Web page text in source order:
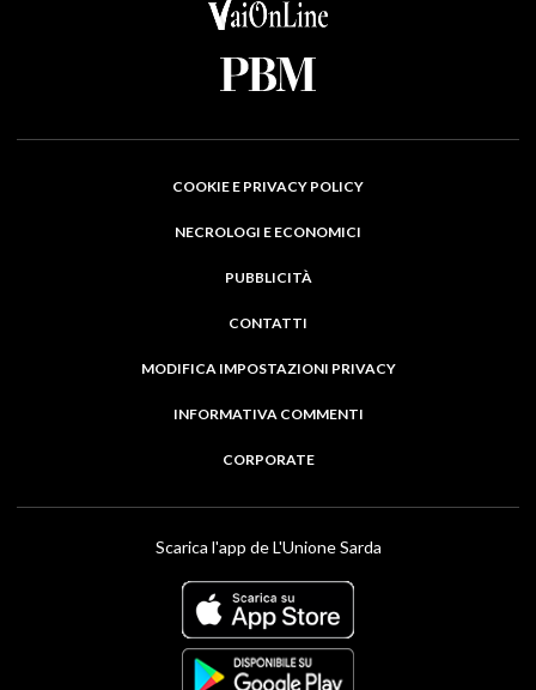
COOKIE E PRIVACY POLICY
NECROLOGI E ECONOMICI
PUBBLICITÀ
CONTATTI
MODIFICA IMPOSTAZIONI PRIVACY
INFORMATIVA COMMENTI
CORPORATE
Scarica l'app de L'Unione Sarda